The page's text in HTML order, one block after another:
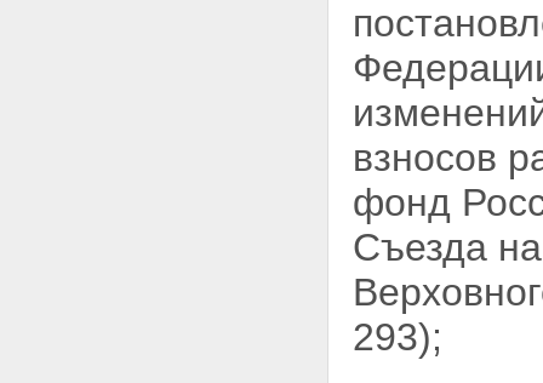
взносов
фонд
Съезда
293);